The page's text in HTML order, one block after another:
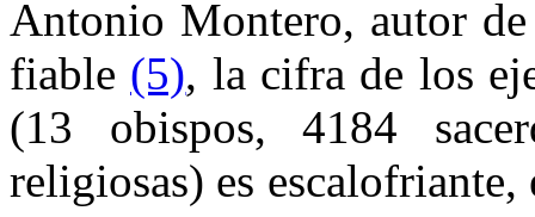
Antonio Montero, autor
fiable (5), la cifra de los
(13 obispos, 4184
religiosas) es